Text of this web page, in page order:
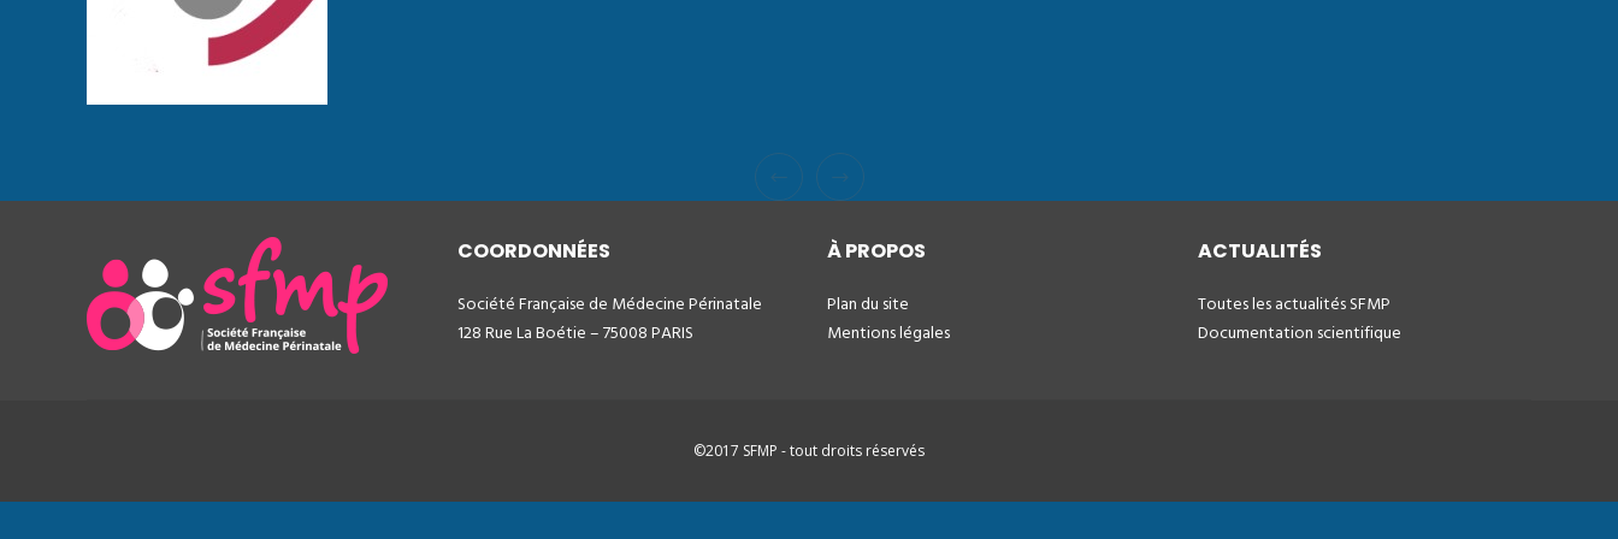
COORDONNÉES
Société Française de Médecine Périnatale
128 Rue La Boétie – 75008 PARIS
À PROPOS
Plan du site
Mentions légales
ACTUALITÉS
Toutes les actualités SFMP
Documentation scientifique
©2017 SFMP - tout droits réservés